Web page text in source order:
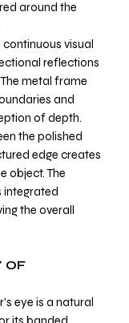
around the
continuous visual
reflections
metal frame
and
of depth.
the polished
edge creates
object. The
integrated
the overall
OF
eye is a natural